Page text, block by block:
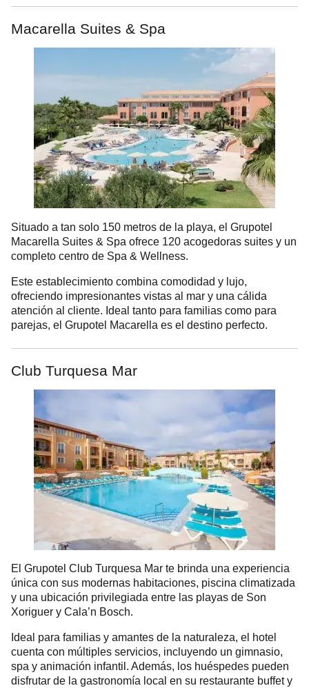
Macarella Suites & Spa
Situado a tan solo 150 metros de la playa, el Grupotel
Macarella Suites & Spa ofrece 120 acogedoras suites y un
completo centro de Spa & Wellness.
Este establecimiento combina comodidad y lujo,
ofreciendo impresionantes vistas al mar y una cálida
atención al cliente. Ideal tanto para familias como para
parejas, el Grupotel Macarella es el destino perfecto.
Club Turquesa Mar
El Grupotel Club Turquesa Mar te brinda una experiencia
única con sus modernas habitaciones, piscina climatizada
y una ubicación privilegiada entre las playas de Son
Xoriguer y Cala’n Bosch.
Ideal para familias y amantes de la naturaleza, el hotel
cuenta con múltiples servicios, incluyendo un gimnasio,
spa y animación infantil. Además, los huéspedes pueden
disfrutar de la gastronomía local en su restaurante buffet y